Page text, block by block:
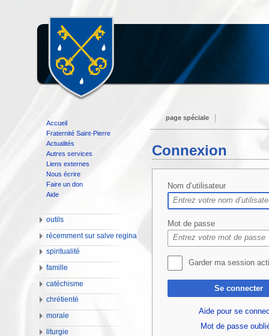
Connexion
Nom d’utilisateur
Mot de passe
Garder ma session
Se connecter
Aide pour se
Mot de passe
page spéciale
Accueil
Fraternité Saint-Pierre
Actualités
Autres services
Liens externes
Nous écrire
Faire un don
Aide
outils
récemment sur salve regina
spiritualité
famille
catéchisme
chrétienté
morale
liturgie